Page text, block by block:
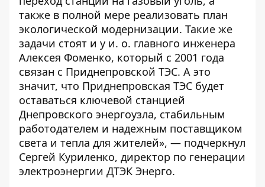
также в полной мере реализовать план
экологической модернизации. Такие же
задачи стоят и у и. о. главного инженера
Алексея Фоменко, который с 2001 года
связан с Приднепровской ТЭС. А это
значит, что Приднепровская ТЭС будет
оставаться ключевой станцией
Днепровского энергоузла, стабильным
работодателем и надежным поставщиком
света и тепла для жителей», — подчеркнул
Сергей Куриленко, директор по генерации
электроэнергии ДТЭК Энерго.